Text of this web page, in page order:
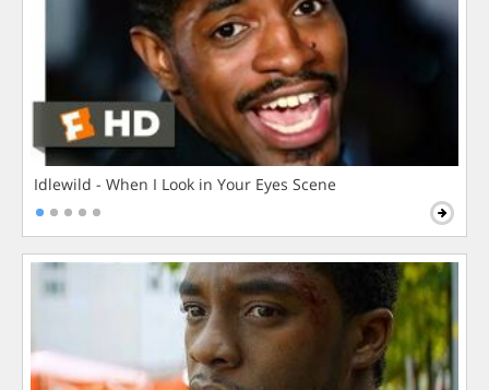
Idlewild - When I Look in Your Eyes Scene